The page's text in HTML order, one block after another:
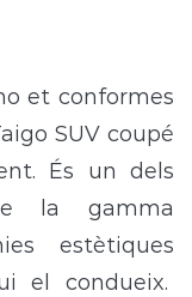
et conformes
SUV coupé
És un dels
la gamma
estètiques
el condueix.